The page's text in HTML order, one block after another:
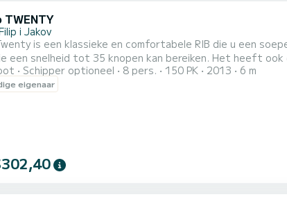
i Jakov
is een klassieke en comfortabele RIB die u een
een snelheid tot 35 knopen kan bereiken. Het heeft
plekken om te bezoeken en te verkennen. U kunt
plaats aan maximaal 8 personen en heeft voldoende
Schipper optioneel 8 pers. 150 PK 2013 6 m
eigenaar